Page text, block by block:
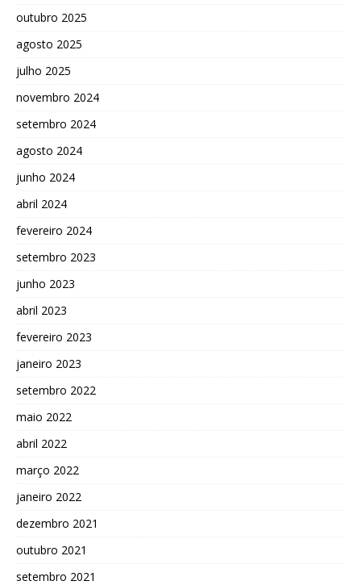
outubro 2025
agosto 2025
julho 2025
novembro 2024
setembro 2024
agosto 2024
junho 2024
abril 2024
fevereiro 2024
setembro 2023
junho 2023
abril 2023
fevereiro 2023
janeiro 2023
setembro 2022
maio 2022
abril 2022
março 2022
janeiro 2022
dezembro 2021
outubro 2021
setembro 2021